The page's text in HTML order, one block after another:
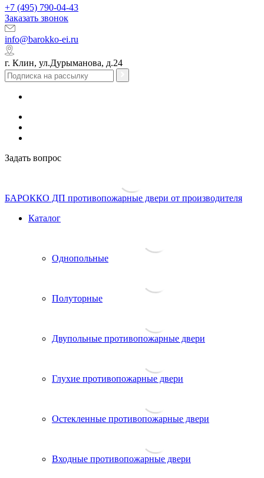
+7 (495) 790-04-43
Заказать звонок
info@barokko-ei.ru
г. Клин, ул.Дурыманова, д.24
Задать вопрос
БАРОККО ДП противопожарные двери от производителя
Каталог
Однопольные
Полуторные
Двупольные противопожарные двери
Глухие противопожарные двери
Остекленные противопожарные двери
Входные противопожарные двери